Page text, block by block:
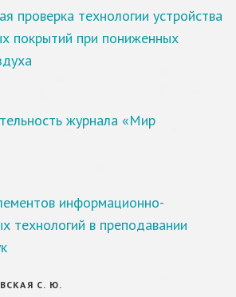
проверка технологии устройства
покрытий при пониженных
журнала «Мир
информационно-
технологий в преподавании
С. Ю.